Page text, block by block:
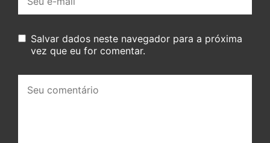
mail:
Salvar dados neste navegador para a próxima
vez que eu for comentar.
comentário: